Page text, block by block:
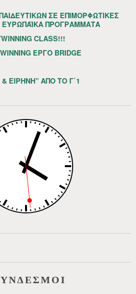
ΣΕ ΕΠΙΜΟΡΦΩΤΙΚΕΣ
ΕΥΡΩΠΑΪΚΑ ΠΡΟΓΡΑΜΜΑΤΑ
CLASS!!!
ΕΡΓΟ BRIDGE
ΕΙΡΗΝΗ” ΑΠΟ ΤΟ Γ΄1